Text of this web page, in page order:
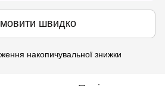
швидко
накопичувальної знижки